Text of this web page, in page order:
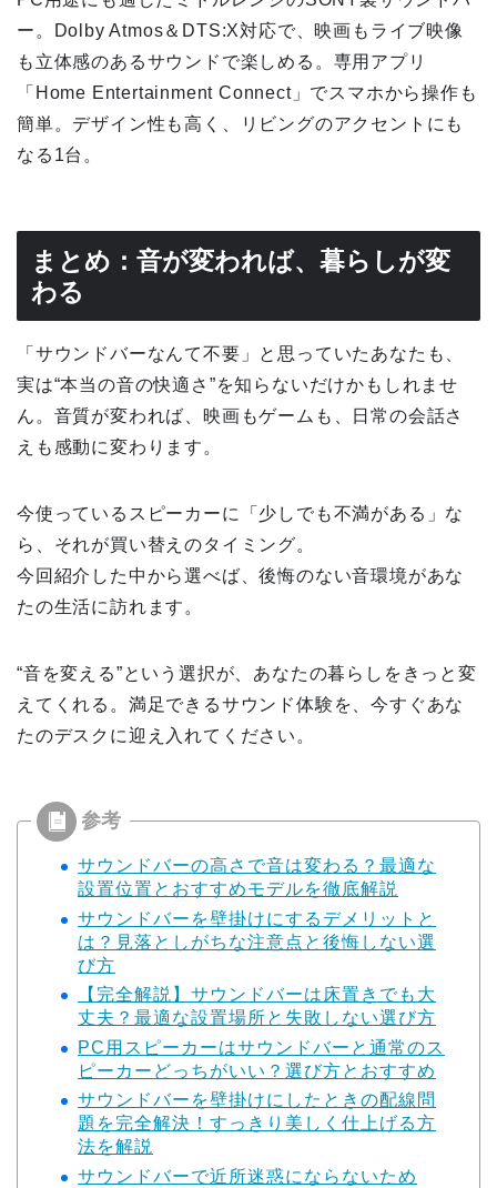
ー。Dolby Atmos＆DTS:X対応で、映画もライブ映像
も立体感のあるサウンドで楽しめる。専用アプリ
「Home Entertainment Connect」でスマホから操作も
簡単。デザイン性も高く、リビングのアクセントにも
なる1台。
まとめ：音が変われば、暮らしが変
わる
「サウンドバーなんて不要」と思っていたあなたも、
実は“本当の音の快適さ”を知らないだけかもしれませ
ん。音質が変われば、映画もゲームも、日常の会話さ
えも感動に変わります。
今使っているスピーカーに「少しでも不満がある」な
ら、それが買い替えのタイミング。
今回紹介した中から選べば、後悔のない音環境があな
たの生活に訪れます。
“音を変える”という選択が、あなたの暮らしをきっと変
えてくれる。満足できるサウンド体験を、今すぐあな
たのデスクに迎え入れてください。
サウンドバーの高さで音は変わる？最適な
設置位置とおすすめモデルを徹底解説
サウンドバーを壁掛けにするデメリットと
は？見落としがちな注意点と後悔しない選
び方
【完全解説】サウンドバーは床置きでも大
丈夫？最適な設置場所と失敗しない選び方
PC用スピーカーはサウンドバーと通常のス
ピーカーどっちがいい？選び方とおすすめ
サウンドバーを壁掛けにしたときの配線問
題を完全解決！すっきり美しく仕上げる方
法を解説
サウンドバーで近所迷惑にならないため